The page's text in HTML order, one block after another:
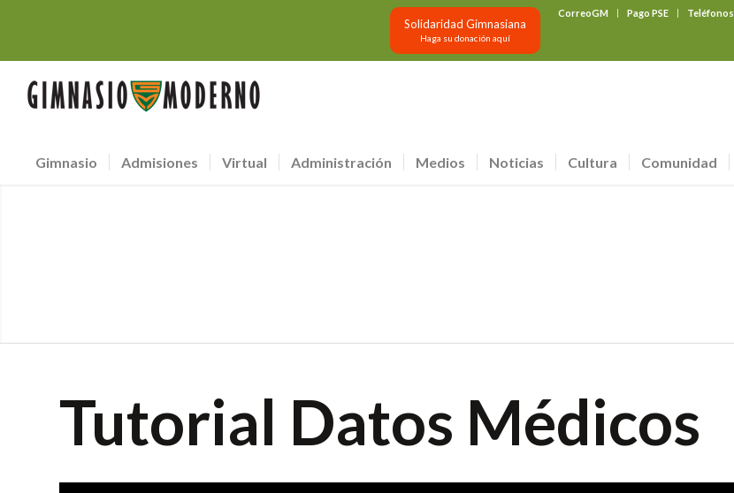
CorreoGM Pago PSE Teléfonos
Solidaridad Gimnasiana
Haga su donación aquí
Gimnasio Admisiones Virtual Administración Medios Noticias Cultura Comunidad
Tutorial Datos Médicos